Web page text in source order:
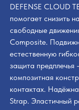
DEFENSE CLOUD
помогает снизить
свободные
Composite.
естественную
защита
композитная
контактах.
Strap. Эластичный